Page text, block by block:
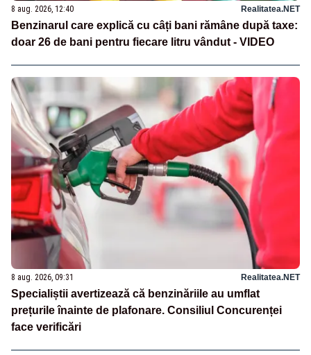
8 aug. 2026, 12:40 Realitatea.NET
Benzinarul care explică cu câți bani rămâne după taxe:
doar 26 de bani pentru fiecare litru vândut - VIDEO
8 aug. 2026, 09:31 Realitatea.NET
Specialiștii avertizează că benzinăriile au umflat
prețurile înainte de plafonare. Consiliul Concurenței
face verificări